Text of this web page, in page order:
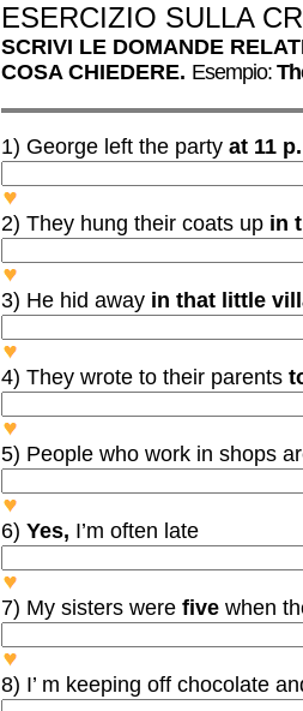
ESERCIZIO SULLA
SCRIVI LE DOMANDE
COSA CHIEDERE. Esempio:
1) George left the party at 11
2) They hung their coats up in
3) He hid away in that little
4) They wrote to their parents
5) People who work in shops
6) Yes, I’m often late
7) My sisters were five when
8) I’ m keeping off chocolate